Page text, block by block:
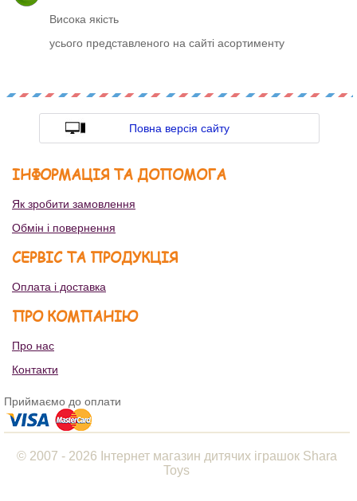
Висока якість
усього представленого на сайті асортименту
Повна версія сайту
ІНФОРМАЦІЯ ТА ДОПОМОГА
Як зробити замовлення
Обмін і повернення
СЕРВІС ТА ПРОДУКЦІЯ
Оплата і доставка
ПРО КОМПАНІЮ
Про нас
Контакти
Приймаємо до оплати
© 2007 - 2026 Інтернет магазин дитячих іграшок Shara
Toys